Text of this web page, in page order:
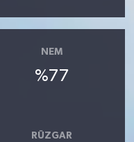
NEM
%77
RÜZGAR